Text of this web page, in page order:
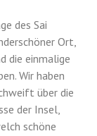
des Sai
Ort,
die einmalige
Wir haben
über die
der Insel,
schöne